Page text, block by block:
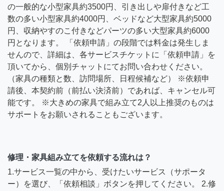
の一般的な小型家具約3500円、引き出しや扉付きなど工
数の多い小型家具約4000円、ベッドなど大型家具約5000
円、収納やすのこ付きなどパーツの多い大型家具約6000
円となります。 「依頼申請」の段階では料金は発生しま
せんので、詳細は、各サービスチケットに「依頼申請」を
頂いてから、個別チャットにてお問い合わせください。
（家具の種類と数、訪問場所、日程候補など） ※依頼申
請後、本契約前（前払い決済前）であれば、キャンセル可
能です。 ※大きめの家具で組み立て2人以上推奨のものは
サポートをお願いされることもございます。
修理・家具組み立てを依頼する流れは？
1.サービス一覧の中から、受けたいサービス（サポータ
ー）を選び、「依頼相談」ボタンを押してください。 2.修